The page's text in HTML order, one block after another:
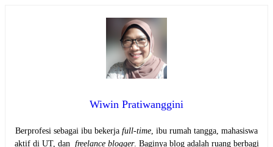
Wiwin Pratiwanggini
Berprofesi sebagai ibu bekerja full-time , ibu rumah tangga, mahasiswa
aktif di UT, dan freelance blogger. Baginya blog adalah ruang berbagi